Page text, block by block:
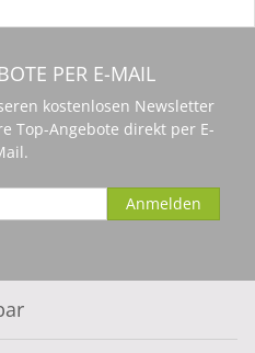
PER E-MAIL
kostenlosen Newsletter
Top-Angebote direkt per E-